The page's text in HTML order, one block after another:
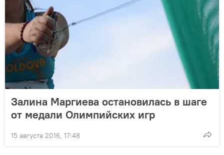
Залина Маргиева остановилась в шаге
от медали Олимпийских игр
15 августа 2016, 17:48